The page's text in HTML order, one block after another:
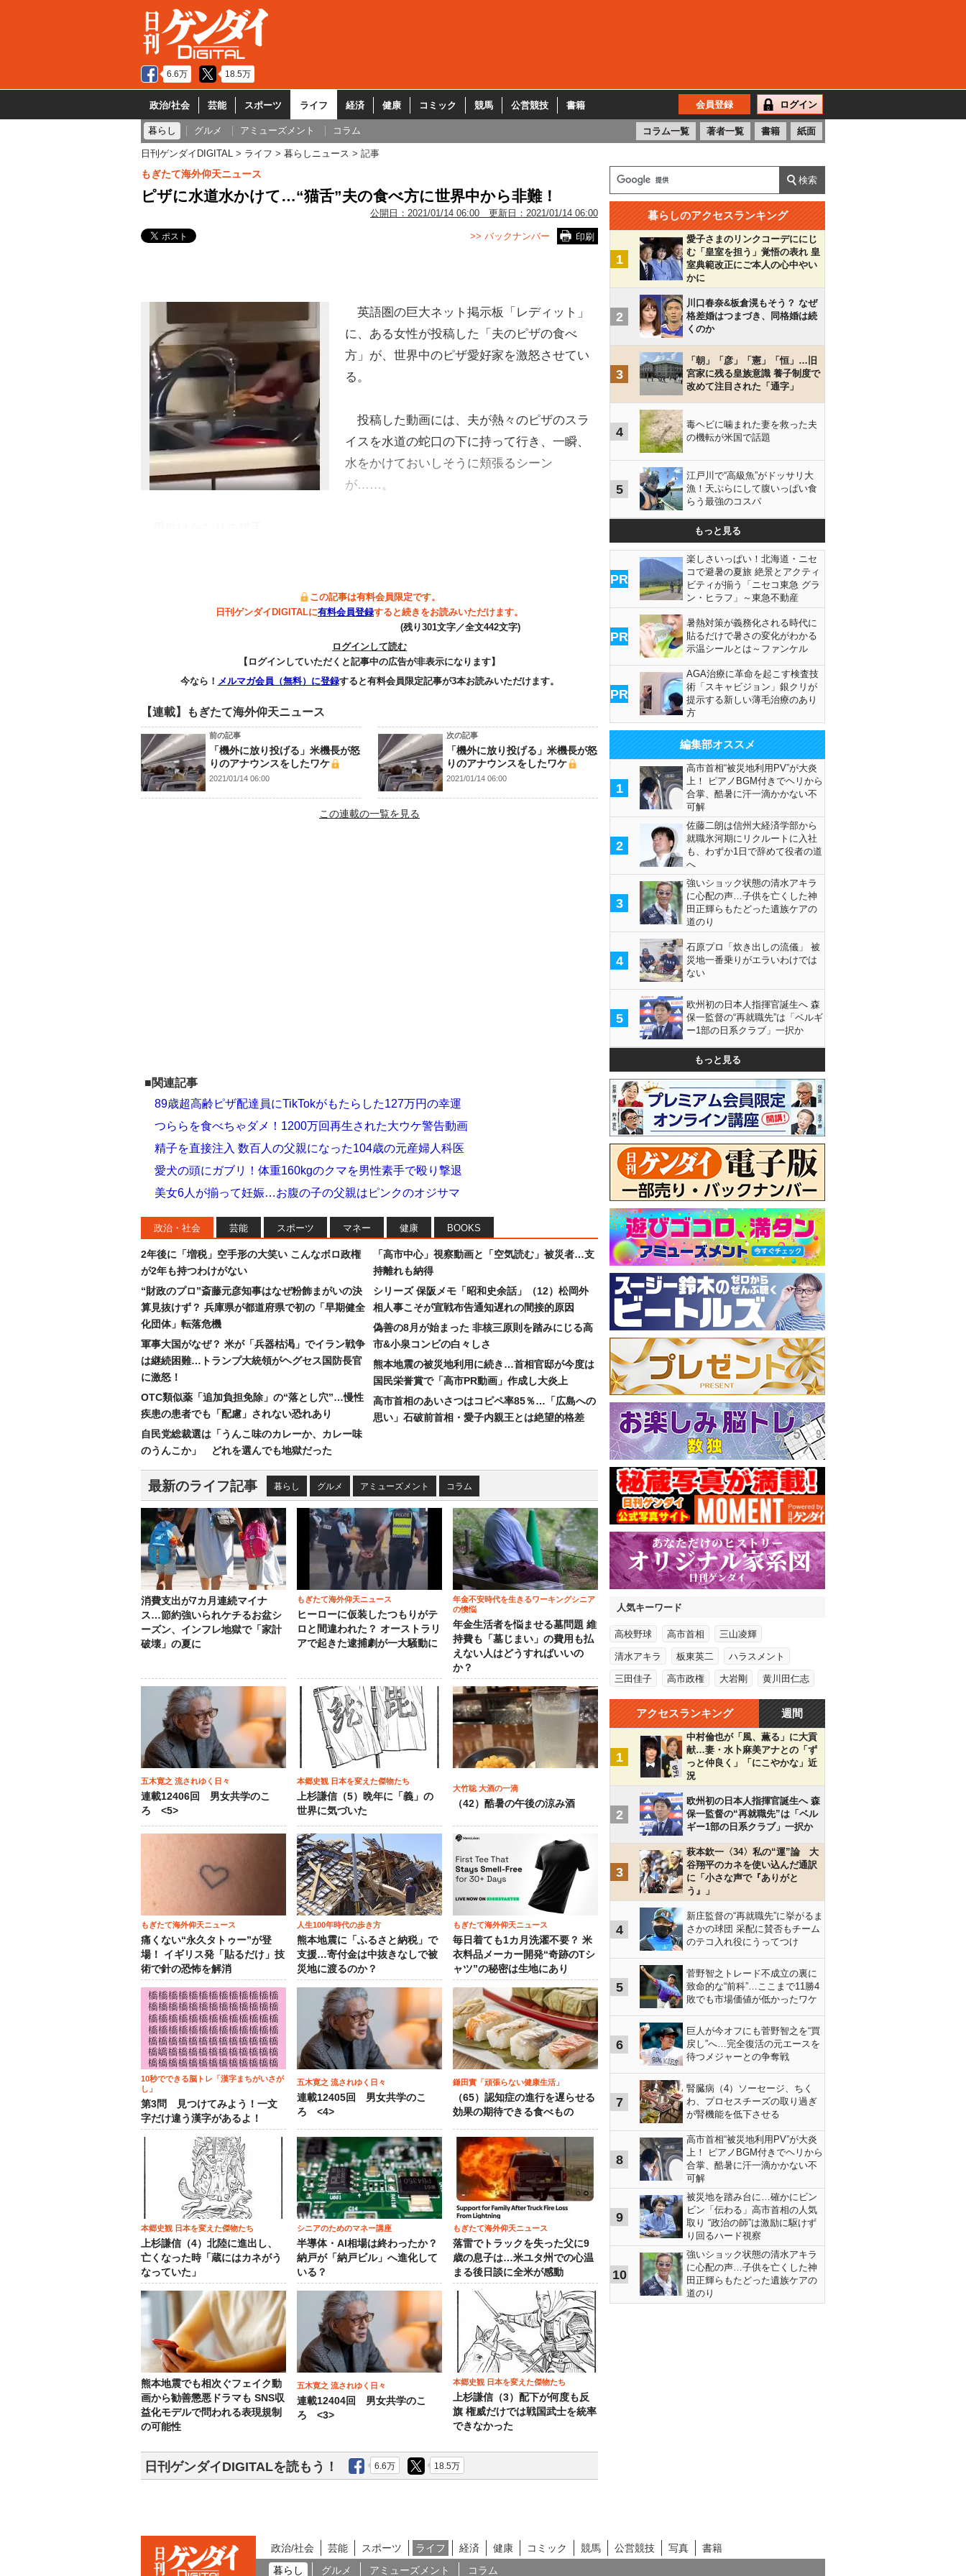
6.6万 18.5万
政治/社会 芸能 スポーツ ライフ 経済 健康 コミック 競馬 公営競技 書籍 会員登録 ログイン
暮らし グルメ アミューズメント コラム コラム一覧 著者一覧 書籍 紙面
日刊ゲンダイDIGITAL ライフ 暮らしニュース 記事
もぎたて海外仰天ニュース
ピザに水道水かけて…“猫舌”夫の食べ方に世界中から非難！
公開日： 2021/01/14 06:00 更新日： 2021/01/14 06:00
印刷
>> バックナンバー
英語圏の巨大ネット掲示板「レディット」
に、ある女性が投稿した「夫のピザの食べ
方」が、世界中のピザ愛好家を激怒させてい
る。
投稿した動画には、夫が熱々のピザのスラ
イスを水道の蛇口の下に持って行き、一瞬、
水をかけておいしそうに頬張るシーン
が……。
この記事は有料会員限定です。
日刊ゲンダイDIGITALに有料会員登録すると続きをお読みいただけます。
(残り301文字／全文442文字)
ログインして読む
【ログインしていただくと記事中の広告が非表示になります】
今なら！ メルマガ会員（無料）に登録すると有料会員限定記事が3本お読みいただけます。
【連載】もぎたて海外仰天ニュース
前の記事
「機外に放り投げる」米機長が怒
りのアナウンスをしたワケ
2021/01/14 06:00
次の記事
「機外に放り投げる」米機長が怒
りのアナウンスをしたワケ
2021/01/14 06:00
この連載の一覧を見る
■関連記事
89歳超高齢ピザ配達員にTikTokがもたらした127万円の幸運
つららを食べちゃダメ！1200万回再生された大ウケ警告動画
精子を直接注入 数百人の父親になった104歳の元産婦人科医
愛犬の頭にガブリ！体重160kgのクマを男性素手で殴り撃退
美女6人が揃って妊娠…お腹の子の父親はピンクのオジサマ
政治・社会 芸能 スポーツ マネー 健康 BOOKS
2年後に「増税」空手形の大笑い こんなボロ政権
が2年も持つわけがない
“財政のプロ”斎藤元彦知事はなぜ粉飾まがいの決
算見抜けず？ 兵庫県が都道府県で初の「早期健全
化団体」転落危機
軍事大国がなぜ？ 米が「兵器枯渇」でイラン戦争
は継続困難…トランプ大統領がヘグセス国防長官
に激怒！
OTC類似薬「追加負担免除」の“落とし穴”…慢性
疾患の患者でも「配慮」されない恐れあり
自民党総裁選は「うんこ味のカレーか、カレー味
のうんこか」 どれを選んでも地獄だった
「高市中心」視察動画と「空気読む」被災者…支
持離れも納得
シリーズ 保阪メモ「昭和史余話」（12）松岡外
相人事こそが宣戦布告通知遅れの間接的原因
偽善の8月が始まった 非核三原則を踏みにじる高
市&小泉コンビの白々しさ
熊本地震の被災地利用に続き…首相官邸が今度は
国民栄誉賞で「高市PR動画」作成し大炎上
高市首相のあいさつはコピペ率85％…「広島への
思い」石破前首相・愛子内親王とは絶望的格差
最新のライフ記事 暮らし グルメ アミューズメント コラム
消費支出が7カ月連続マイナ
ス…節約強いられケチるお盆シ
ーズン、インフレ地獄で「家計
破壊」の夏に
もぎたて海外仰天ニュース
ヒーローに仮装したつもりがテ
ロと間違われた？ オーストラリ
アで起きた逮捕劇が一大騒動に
年金不安時代を生きるワーキングシニア
の懊悩
年金生活者を悩ませる墓問題 維
持費も「墓じまい」の費用も払
えない人はどうすればいいの
か？
五木寛之 流されゆく日々
連載12406回 男女共学のこ
ろ <5>
本郷史観 日本を変えた傑物たち
上杉謙信（5）晩年に「義」の
世界に気づいた
大竹聡 大酒の一滴
（42）酷暑の午後の涼み酒
もぎたて海外仰天ニュース
痛くない“永久タトゥー”が登
場！ イギリス発「貼るだけ」技
術で針の恐怖を解消
人生100年時代の歩き方
熊本地震に「ふるさと納税」で
支援…寄付金は中抜きなしで被
災地に渡るのか？
もぎたて海外仰天ニュース
毎日着ても1カ月洗濯不要？ 米
衣料品メーカー開発“奇跡のTシ
ャツ”の秘密は生地にあり
10秒でできる脳トレ「漢字まちがいさが
し」
第3問 見つけてみよう！一文
字だけ違う漢字があるよ！
五木寛之 流されゆく日々
連載12405回 男女共学のこ
ろ <4>
鎌田實「頑張らない健康生活」
（65）認知症の進行を遅らせる
効果の期待できる食べもの
本郷史観 日本を変えた傑物たち
上杉謙信（4）北陸に進出し、
亡くなった時「蔵にはカネがう
なっていた」
シニアのためのマネー講座
半導体・AI相場は終わったか？
納戸が「納戸ビル」へ進化して
いる？
もぎたて海外仰天ニュース
落雷でトラックを失った父に9
歳の息子は…米ユタ州での心温
まる後日談に全米が感動
熊本地震でも相次ぐフェイク動
画から勧善懲悪ドラマも SNS収
益化モデルで問われる表現規制
の可能性
五木寛之 流されゆく日々
連載12404回 男女共学のこ
ろ <3>
本郷史観 日本を変えた傑物たち
上杉謙信（3）配下が何度も反
旗 権威だけでは戦国武士を統率
できなかった
日刊ゲンダイDIGITALを読もう！ 6.6万 18.5万
暮らしのアクセスランキング
1
愛子さまのリンクコーデににじ
む「皇室を担う」覚悟の表れ 皇
室典範改正にご本人の心中やい
かに
2
川口春奈&板倉滉もそう？ なぜ
格差婚はつまづき、同格婚は続
くのか
3
「朝」「彦」「憲」「恒」…旧
宮家に残る皇族意識 養子制度で
改めて注目された「通字」
4
毒ヘビに噛まれた妻を救った夫
の機転が米国で話題
5
江戸川で“高級魚”がドッサリ大
漁！天ぷらにして腹いっぱい食
らう最強のコスパ
もっと見る
PR
楽しさいっぱい！北海道・ニセ
コで避暑の夏旅 絶景とアクティ
ビティが揃う「ニセコ東急 グラ
ン・ヒラフ」～東急不動産
PR
暑熱対策が義務化される時代に
貼るだけで暑さの変化がわかる
示温シールとは～ファンケル
PR
AGA治療に革命を起こす検査技
術「スキャビジョン」銀クリが
提示する新しい薄毛治療のあり
方
編集部オススメ
1
高市首相“被災地利用PV”が大炎
上！ ピアノBGM付きでヘリから
合掌、酷暑に汗一滴かかない不
可解
2
佐藤二朗は信州大経済学部から
就職氷河期にリクルートに入社
も、わずか1日で辞めて役者の道
へ
3
強いショック状態の清水アキラ
に心配の声…子供を亡くした神
田正輝らもたどった遺族ケアの
道のり
4
石原プロ「炊き出しの流儀」 被
災地一番乗りがエラいわけでは
ない
5
欧州初の日本人指揮官誕生へ 森
保一監督の“再就職先”は「ベルギ
ー1部の日系クラブ」一択か
もっと見る
人気キーワード
高校野球 高市首相 三山凌輝
清水アキラ 板東英二 ハラスメント
三田佳子 高市政権 大岩剛 黄川田仁志
アクセスランキング 週間
1
中村倫也が「風、薫る」に大貢
献…妻・水卜麻美アナとの「ず
っと仲良く」「にこやかな」近
況
2
欧州初の日本人指揮官誕生へ 森
保一監督の“再就職先”は「ベル
ギー1部の日系クラブ」一択か
3
萩本欽一〈34〉私の“運”論 大
谷翔平のカネを使い込んだ通訳
に「小さな声で『ありがと
う』」
4
新庄監督の“再就職先”に挙がるま
さかの球団 采配に賛否もチーム
のテコ入れ役にうってつけ
5
菅野智之トレード不成立の裏に
致命的な“前科”…ここまで11勝4
敗でも市場価値が低かったワケ
6
巨人が今オフにも菅野智之を“買
戻し”へ…完全復活の元エースを
待つメジャーとの争奪戦
7
腎臓病（4）ソーセージ、ちく
わ、プロセスチーズの取り過ぎ
が腎機能を低下させる
8
高市首相“被災地利用PV”が大炎
上！ ピアノBGM付きでヘリから
合掌、酷暑に汗一滴かかない不
可解
9
被災地を踏み台に…確かにビン
ビン「伝わる」高市首相の人気
取り “政治の師”は激励に駆けず
り回るハード視察
10
強いショック状態の清水アキラ
に心配の声…子供を亡くした神
田正輝らもたどった遺族ケアの
道のり
政治/社会 芸能 スポーツ ライフ 経済 健康 コミック 競馬 公営競技 写真
書籍
暮らし
グルメ アミューズメント コラム